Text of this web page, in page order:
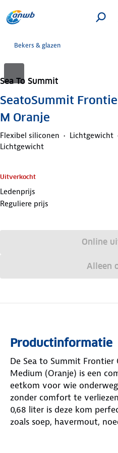
Bekers & glazen
Sea To Summit
SeatoSummit
M Oranje
Flexibel siliconen Lichtgewicht
Lichtgewicht
Uitverkocht
Ledenprijs
Reguliere prijs
Online
Alleen
Productinformatie
De Sea to Summit Frontier
Medium (Oranje) is een
eetkom voor wie
zonder comfort te
0,68 liter is deze kom
zoals soep, havermout,